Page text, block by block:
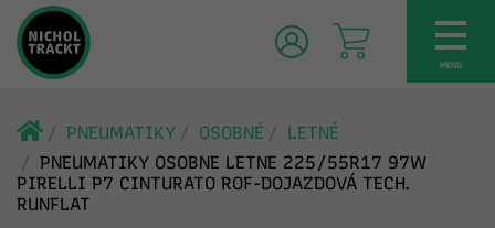
MENU
PNEUMATIKY OSOBNÉ
LETNÉ
PNEUMATIKY OSOBNE LETNE 225/55R17 97W
PIRELLI P7 CINTURATO ROF-DOJAZDOVÁ TECH.
RUNFLAT